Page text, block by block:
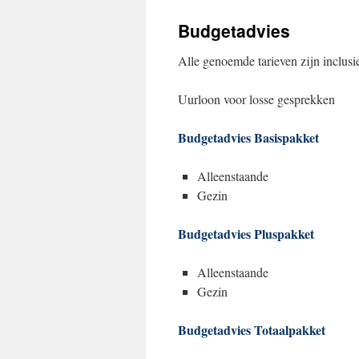
Budgetadvies
Alle genoemde tarieven zijn
Uurloon voor losse
Budgetadvies Basispakket
Gezin €
Budgetadvies Pluspakket
Gezin €
Budgetadvies Totaalpakket